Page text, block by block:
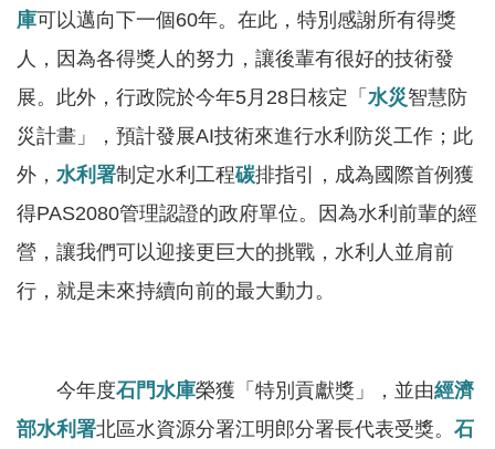
箱
常
見
問
廉
政
平
臺
區
庫可以邁向下一個60年。在此，特別感謝所有得獎
人，因為各得獎人的努力，讓後輩有很好的技術發
展。此外，行政院於今年5月28日核定「 水災智慧防
災計畫」，預計發展AI技術來進行水利防災工作；此
外， 水利署制定水利工程碳排指引，成為國際首例獲
得PAS2080管理認證的政府單位。因為水利前輩的經
營，讓我們可以迎接更巨大的挑戰，水利人並肩前
行，就是未來持續向前的最大動力。
今年度石門水庫榮獲「特別貢獻獎」，並由經濟
部水利署北區水資源分署江明郎分署長代表受獎。 石